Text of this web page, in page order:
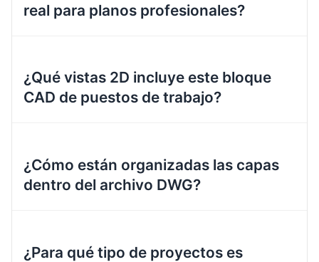
real para planos profesionales?
¿Qué vistas 2D incluye este bloque
CAD de puestos de trabajo?
¿Cómo están organizadas las capas
dentro del archivo DWG?
¿Para qué tipo de proyectos es